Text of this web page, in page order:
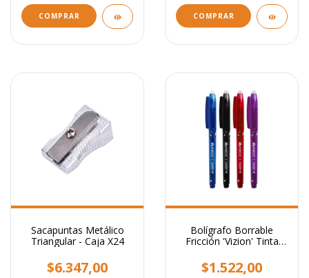
COMPRAR
Sacapuntas Metálico
Triangular - Caja X24
$6.347,00
Bolígrafo Borrable
Fricción 'Vizion' Tinta
Surtidos
$1.522,00